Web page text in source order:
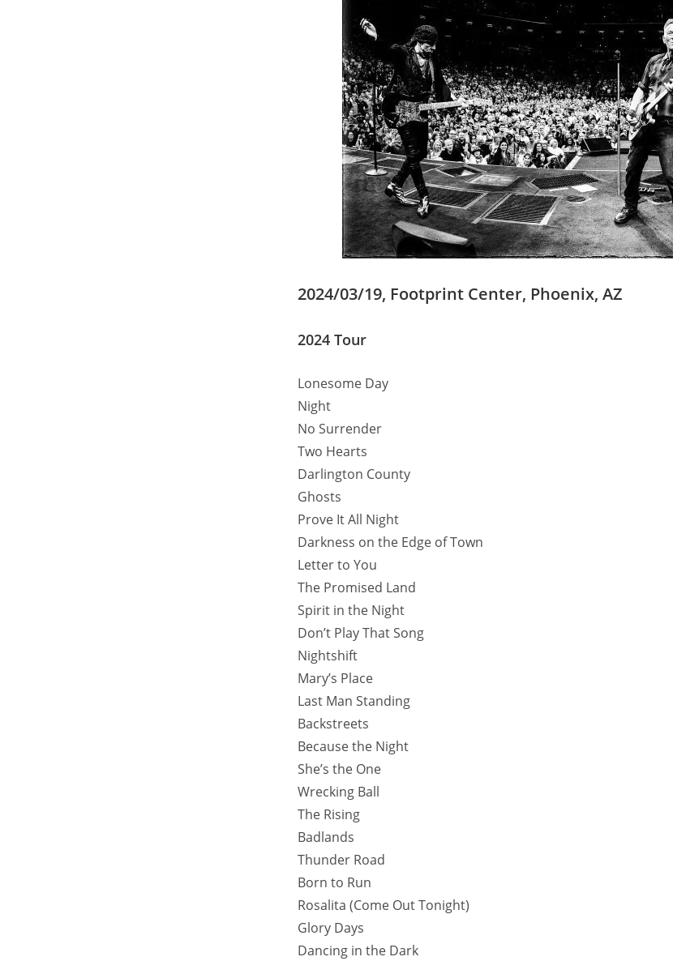
2024/03/19, Footprint Center, Phoenix, AZ
2024 Tour
Lonesome Day
Night
No Surrender
Two Hearts
Darlington County
Ghosts
Prove It All Night
Darkness on the Edge of Town
Letter to You
The Promised Land
Spirit in the Night
Don’t Play That Song
Nightshift
Mary’s Place
Last Man Standing
Backstreets
Because the Night
She’s the One
Wrecking Ball
The Rising
Badlands
Thunder Road
Born to Run
Rosalita (Come Out Tonight)
Glory Days
Dancing in the Dark